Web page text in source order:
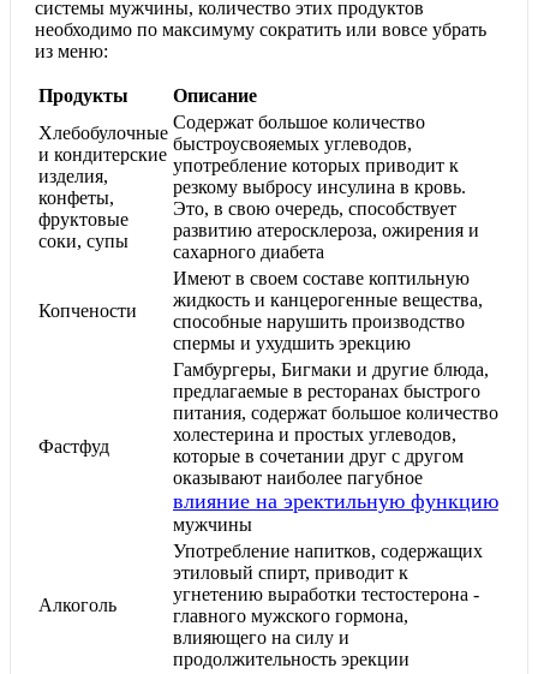
системы мужчины, количество этих продуктов
необходимо по максимуму сократить или вовсе убрать
из меню:
Продукты
Описание
Хлебобулочные
и кондитерские
изделия,
конфеты,
фруктовые
соки, супы
Содержат большое количество
быстроусвояемых углеводов,
употребление которых приводит к
резкому выбросу инсулина в кровь.
Это, в свою очередь, способствует
развитию атеросклероза, ожирения и
сахарного диабета
Копчености
Имеют в своем составе коптильную
жидкость и канцерогенные вещества,
способные нарушить производство
спермы и ухудшить эрекцию
Фастфуд
Гамбургеры, Бигмаки и другие блюда,
предлагаемые в ресторанах быстрого
питания, содержат большое количество
холестерина и простых углеводов,
которые в сочетании друг с другом
оказывают наиболее пагубное
влияние на эректильную функцию
мужчины
Алкоголь
Употребление напитков, содержащих
этиловый спирт, приводит к
угнетению выработки тестостерона -
главного мужского гормона,
влияющего на силу и
продолжительность эрекции